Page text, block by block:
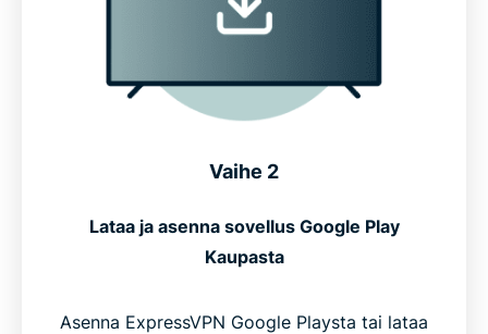
Vaihe 2
Lataa ja asenna sovellus Google Play
Kaupasta
Asenna ExpressVPN Google Playsta tai lataa